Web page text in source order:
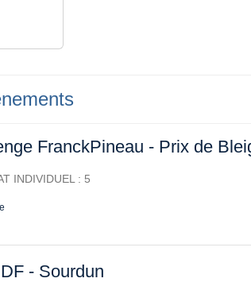
FranckPineau - Prix de
INDIVIDUEL : 5
- Sourdun